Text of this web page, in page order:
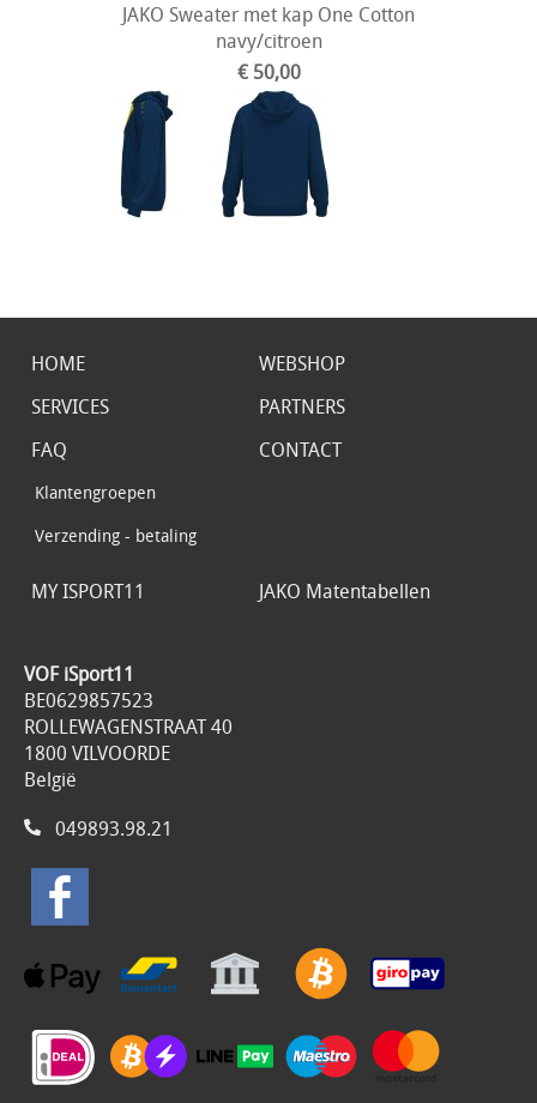
JAKO Sweater met kap One Cotton
navy/citroen
€ 50,00
HOME
WEBSHOP
SERVICES
PARTNERS
FAQ
Klantengroepen
Verzending - betaling
CONTACT
MY ISPORT11 JAKO Matentabellen
VOF iSport11
BE0629857523
ROLLEWAGENSTRAAT 40
1800 VILVOORDE
België
049893.98.21